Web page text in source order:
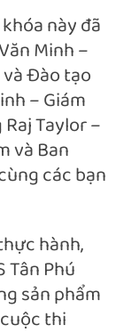
này đã
Minh –
Đào tạo
– Giám
Taylor –
và Ban
các bạn
hành,
Phú
sản phẩm
thi